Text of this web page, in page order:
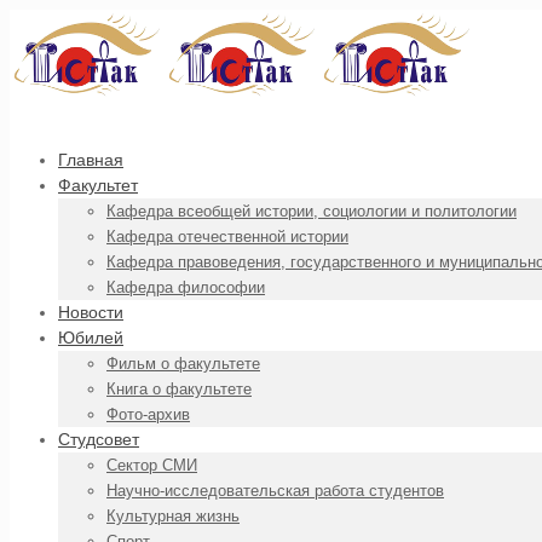
Главная
Факультет
Кафедра всеобщей истории, социологии и политологии
Кафедра отечественной истории
Кафедра правоведения, государственного и
Кафедра философии
Новости
Юбилей
Фильм о факультете
Книга о факультете
Фото-архив
Студсовет
Сектор СМИ
Научно-исследовательская работа студентов
Культурная жизнь